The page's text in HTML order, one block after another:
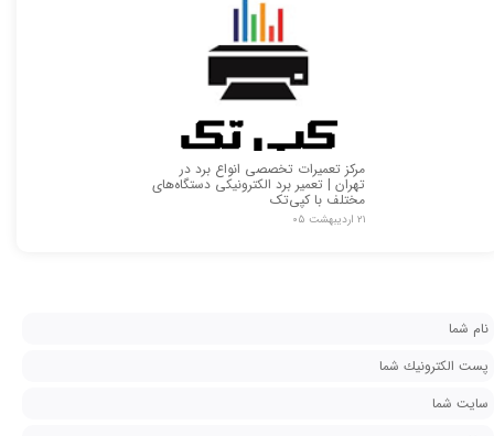
مرکز تعمیرات تخصصی انواع برد در
تهران | تعمیر برد الکترونیکی دستگاه‌های
مختلف با کپی‌تک
۲۱ اردیبهشت ۰۵